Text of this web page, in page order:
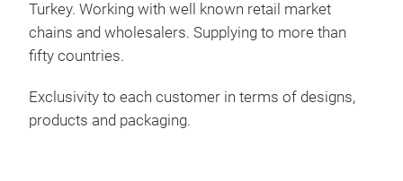
Turkey. Working with well known retail market
chains and wholesalers. Supplying to more than
fifty countries.
Exclusivity to each customer in terms of designs,
products and packaging.